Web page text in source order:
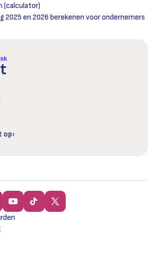
(calculator)
2025 en 2026 berekenen voor ondernemers
op